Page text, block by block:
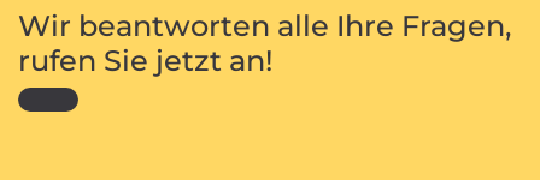
Wir beantworten alle Ihre Fragen,
rufen Sie jetzt an!